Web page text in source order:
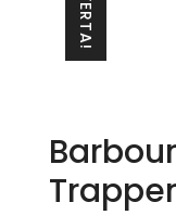
Trapper